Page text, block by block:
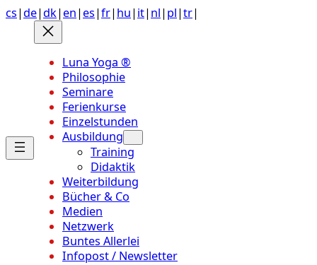
Anchor
Zum
Inhalt
springen
cs|de|dk| en| es|fr| hu| it| nl| pl|tr|
Luna Yoga ®
Philosophie
Seminare
Ferienkurse
Einzelstunden
Ausbildung
Training
Didaktik
Weiterbildung
Bücher & Co
Medien
Netzwerk
Buntes Allerlei
Infopost / Newsletter